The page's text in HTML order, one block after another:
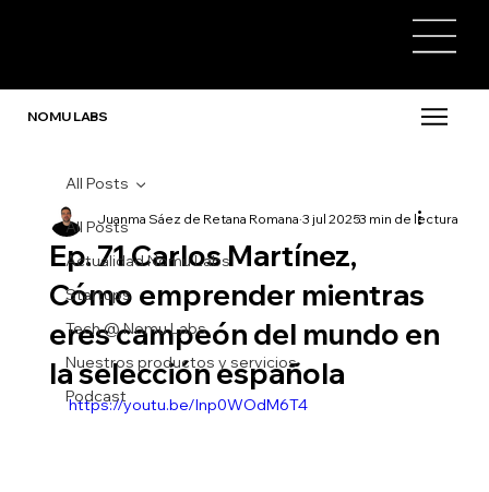
NOMU LABS
All Posts
Actualidad Nomu Labs
Startups
Tech @ Nomu Labs
Nuestros productos y servicios
Podcast
All Posts
Ep. 71 Carlos Martínez,
Cómo emprender mientras
eres campeón del mundo en
la selección española
Juanma Sáez de Retana Romana 3 jul 20253 min de lectura
https://youtu.be/Inp0WOdM6T4